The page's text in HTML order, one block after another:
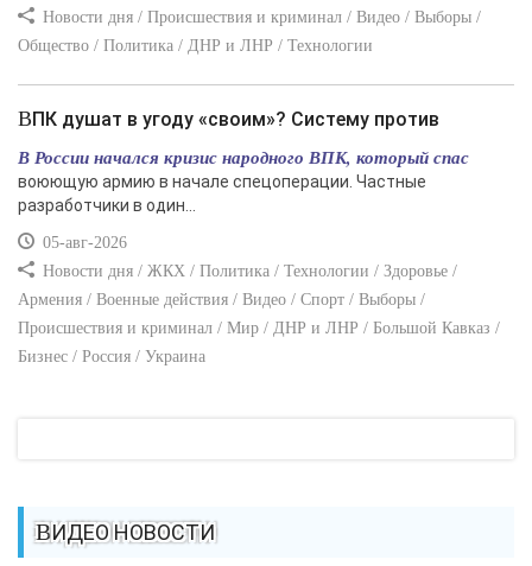
Новости дня / Происшествия и криминал / Видео / Выборы /
Общество / Политика / ДНР и ЛНР / Технологии
ВПК душат в угоду «своим»? Систему против
В России начался кризис народного ВПК, который спас
воюющую армию в начале спецоперации. Частные
разработчики в один...
05-авг-2026
Новости дня / ЖКХ / Политика / Технологии / Здоровье /
Армения / Военные действия / Видео / Спорт / Выборы /
Происшествия и криминал / Мир / ДНР и ЛНР / Большой Кавказ /
Бизнес / Россия / Украина
ВИДЕО НОВОСТИ